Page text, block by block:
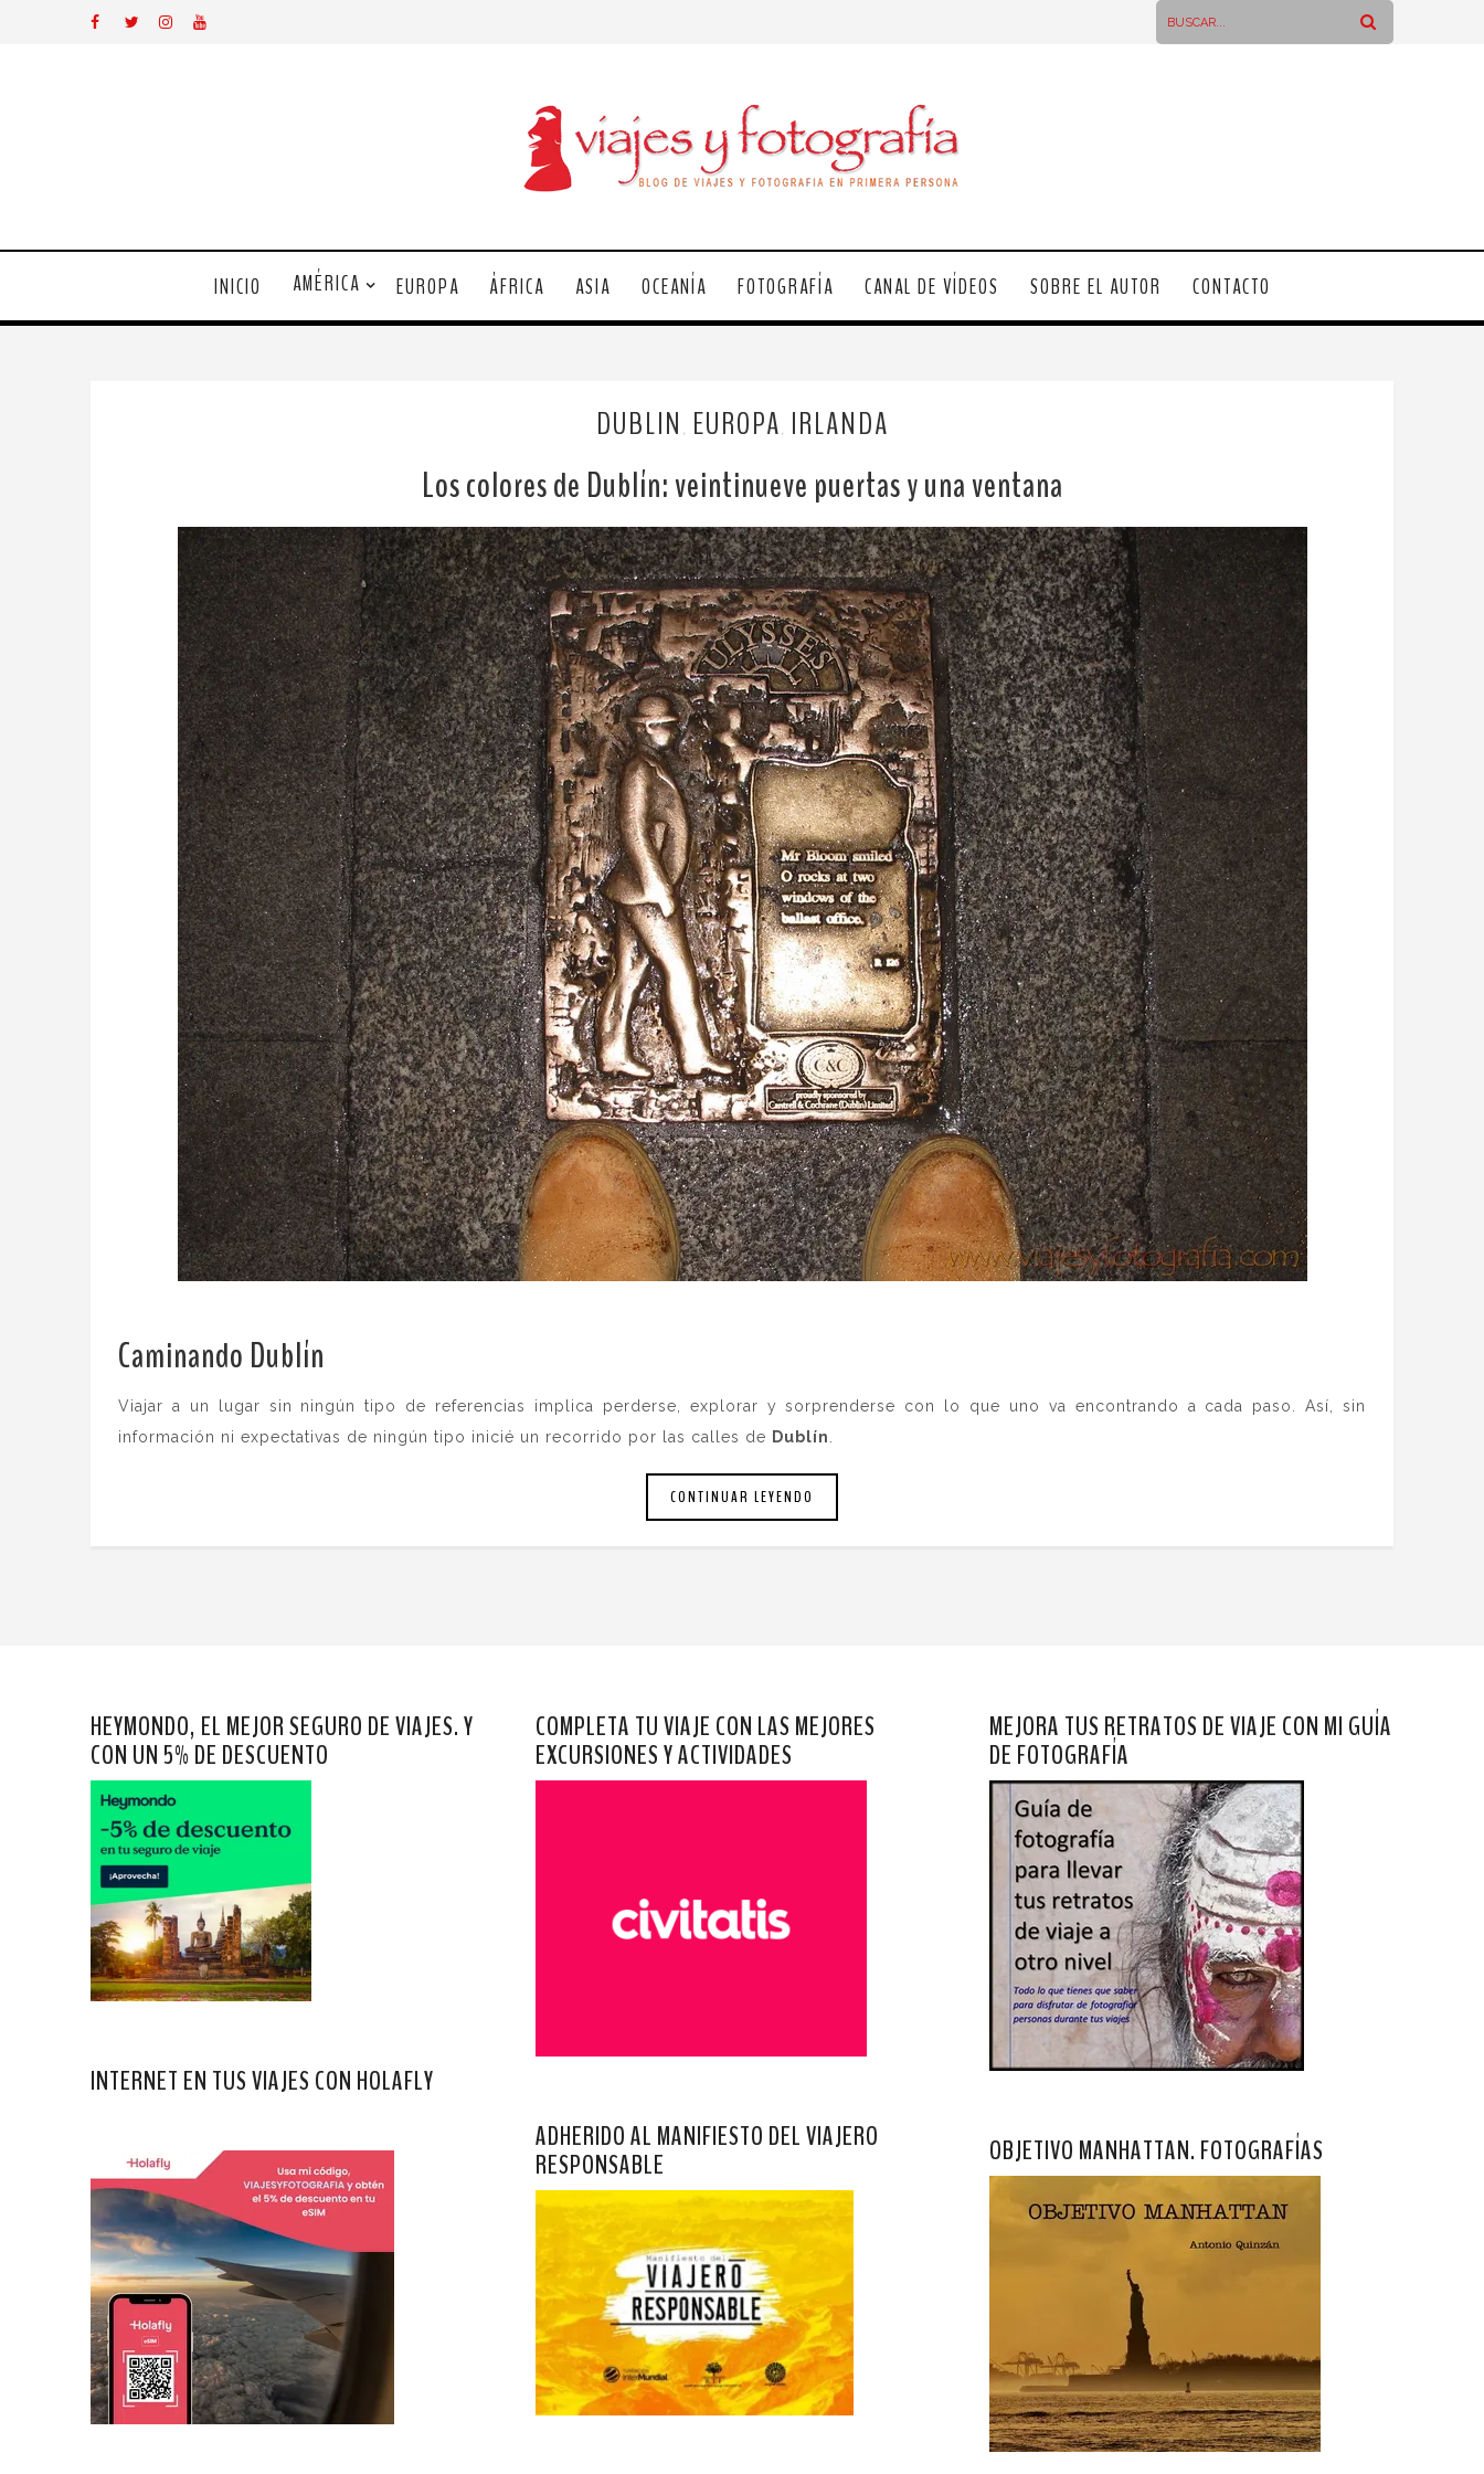
INICIO AMÉRICA EUROPA ÁFRICA ASIA OCEANÍA FOTOGRAFÍA CANAL DE VÍDEOS SOBRE EL AUTOR CONTACTO
DUBLIN EUROPA IRLANDA
Los colores de Dublín: veintinueve puertas y una ventana
Caminando Dublín
Viajar a un lugar sin ningún tipo de referencias implica perderse, explorar y sorprenderse con lo que uno va encontrando a cada paso. Así, sin
información ni expectativas de ningún tipo inicié un recorrido por las calles de Dublín
CONTINUAR LEYENDO
HEYMONDO, EL MEJOR SEGURO DE VIAJES. Y
CON UN 5% DE DESCUENTO
INTERNET EN TUS VIAJES CON HOLAFLY
COMPLETA TU VIAJE CON LAS MEJORES
EXCURSIONES Y ACTIVIDADES
ADHERIDO AL MANIFIESTO DEL VIAJERO
RESPONSABLE
MEJORA TUS RETRATOS DE VIAJE CON MI GUÍA
DE FOTOGRAFÍA
OBJETIVO MANHATTAN. FOTOGRAFÍAS